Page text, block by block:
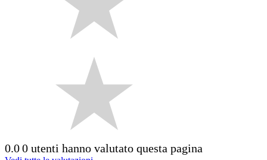
0.00 utenti hanno valutato questa pagina